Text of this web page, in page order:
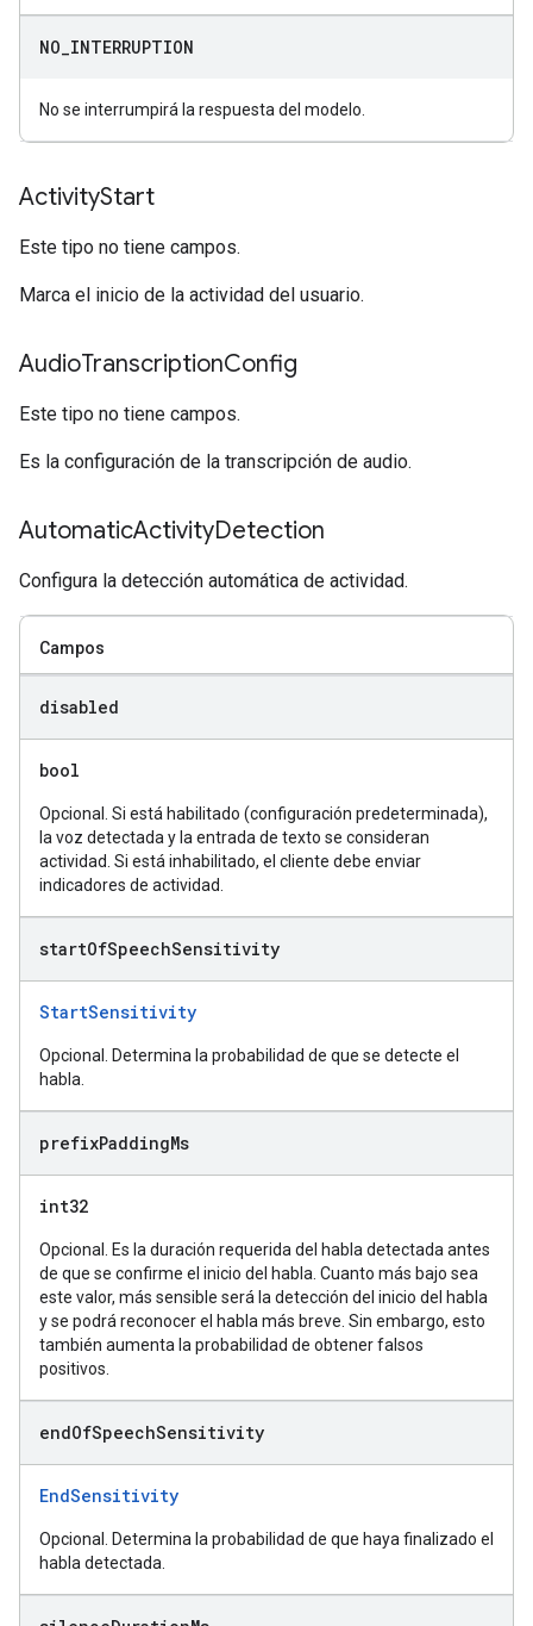
NO INTERRUPTION
No se interrumpirá la respuesta del modelo.
ActivityStart
Este tipo no tiene campos.
Marca el inicio de la actividad del usuario.
AudioTranscriptionConfig
Este tipo no tiene campos.
Es la configuración de la transcripción de audio.
AutomaticActivityDetection
Configura la detección automática de actividad.
Campos
disabled
bool
Opcional. Si está habilitado (configuración predeterminada),
la voz detectada y la entrada de texto se consideran
actividad. Si está inhabilitado, el cliente debe enviar
indicadores de actividad.
startOfSpeechSensitivity
StartSensitivity
Opcional. Determina la probabilidad de que se detecte el
habla.
prefixPaddingMs
int32
Opcional. Es la duración requerida del habla detectada antes
de que se confirme el inicio del habla. Cuanto más bajo sea
este valor, más sensible será la detección del inicio del habla
y se podrá reconocer el habla más breve. Sin embargo, esto
también aumenta la probabilidad de obtener falsos
positivos.
endOfSpeechSensitivity
EndSensitivity
Opcional. Determina la probabilidad de que haya finalizado el
habla detectada.